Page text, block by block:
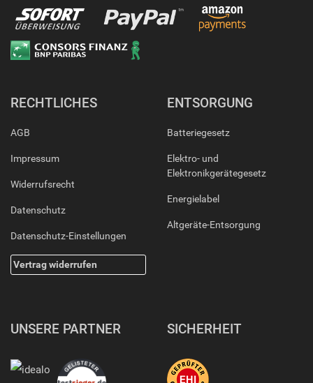
RECHTLICHES
AGB
Impressum
Widerrufsrecht
Datenschutz
Datenschutz-Einstellungen
Vertrag widerrufen
ENTSORGUNG
Batteriegesetz
Elektro- und
Elektronikgerätegesetz
Energielabel
Altgeräte-Entsorgung
UNSERE PARTNER SICHERHEIT